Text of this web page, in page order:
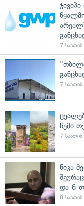
7 საათის
7 საათის
ჩემი
7 საათის
ნიკა
და 6
8 საათის